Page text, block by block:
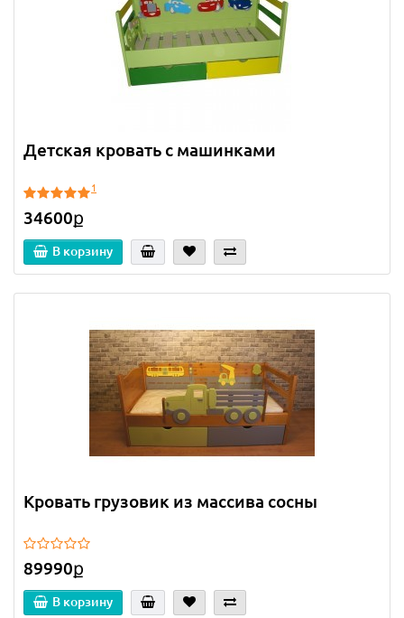
Детская кровать с машинками
1
34600ք
В корзину
Кровать грузовик из массива сосны
89990ք
В корзину